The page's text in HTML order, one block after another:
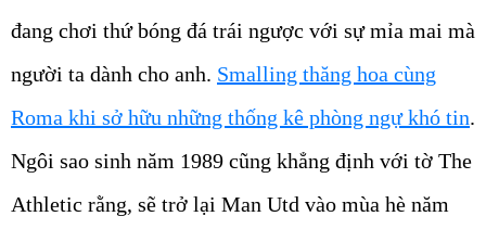
đang chơi thứ bóng đá trái ngược với sự mỉa mai mà
người ta dành cho anh. Smalling thăng hoa cùng
Roma khi sở hữu những thống kê phòng ngự khó tin.
Ngôi sao sinh năm 1989 cũng khẳng định với tờ The
Athletic rằng, sẽ trở lại Man Utd vào mùa hè năm